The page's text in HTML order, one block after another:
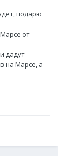
подарю
Марсе от
дадут
на Марсе, а